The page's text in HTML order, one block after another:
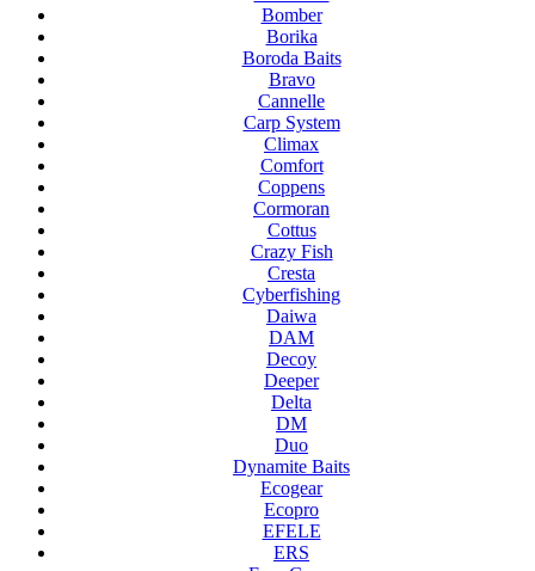
Bomber
Borika
Boroda Baits
Bravo
Cannelle
Carp System
Climax
Comfort
Coppens
Cormoran
Cottus
Crazy Fish
Cresta
Cyberfishing
Daiwa
DAM
Decoy
Deeper
Delta
DM
Duo
Dynamite Baits
Ecogear
Ecopro
EFELE
ERS